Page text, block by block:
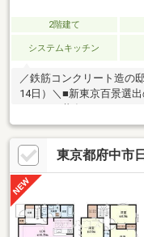
2階建て
システムキッチン
／鉄筋コンクリート造の
14日）＼■新東京百景選
コニー・大型テラス■大
10000円※土地面積：他、
㎡[持分]200/3500・雑種
日リフォーム完了】・リ
☆「スーモを見て」とお
258【通話料無料】
東京都府中市